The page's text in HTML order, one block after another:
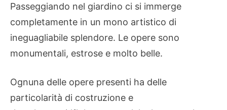
Passeggiando nel giardino ci si immerge
completamente in un mono artistico di
ineguagliabile splendore. Le opere sono
monumentali, estrose e molto belle.
Ognuna delle opere presenti ha delle
particolarità di costruzione e